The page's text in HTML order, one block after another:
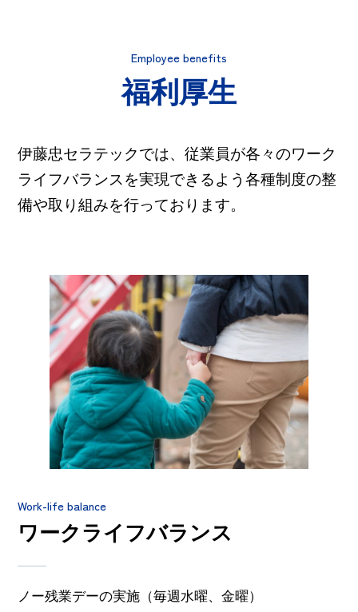
Employee benefits
福利厚生
伊藤忠セラテックでは、従業員が各々のワーク
ライフバランスを実現できるよう各種制度の整
備や取り組みを行っております。
Work-life balance
ワークライフバランス
ノー残業デーの実施（毎週水曜、金曜）